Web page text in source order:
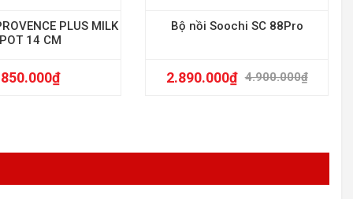
PLUS MILK
14 CM
850.000₫
Bộ nồi Soochi SC 88Pro
4.900.000₫
2.890.000₫